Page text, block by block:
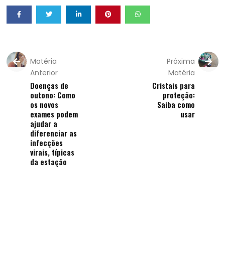
Matéria
Anterior
Doenças de
outono: Como
os novos
exames podem
ajudar a
diferenciar as
infecções
virais, típicas
da estação
Próxima
Matéria
Cristais para
proteção:
Saiba como
usar